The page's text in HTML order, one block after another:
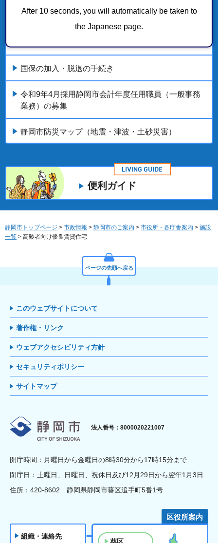
After 10 seconds, you will automatically be taken to
the Japanese page.
高齢者向け優良賃貸住宅への入居申込
国保の加入・脱退の手続き
令和9年4月採用静岡市会計年度任用職員（一般事務
業務）の募集
静岡市防災マップ（地震・津波・土砂災害）
便利ガイド
静岡市トップページ > 市政情報 > 静岡市のご案内 > 市役所・各庁舎案内 > 施設
一覧 > 高齢者向け優良賃貸住宅
ページの先頭へ戻る
このウェブサイトについて
著作権・リンク
ウェブアクセシビリティ方針
セキュリティポリシー
サイトマップ
静岡市
法人番号：8000020221007
開庁時間：月曜日から金曜日の8時30分から17時15分まで
閉庁日：土曜日、日曜日、祝休日及び12月29日から翌年1月3日
住所：420-8602 静岡県静岡市葵区追手町5番1号
組織・連絡先
区役所案内
葵区